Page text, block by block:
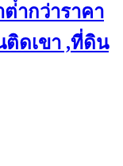
ากว่าราคา
ดเขา ,ที่ดิน